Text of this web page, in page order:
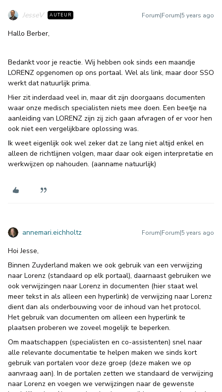
JesseV AUTEUR Forum|Forum|5 years ago
Hallo Berber,
Bedankt voor je reactie. Wij hebben ook sinds een maandje
LORENZ opgenomen op ons portaal. Wel als link, maar door SSO
werkt dat natuurlijk prima.
Hier zit inderdaad veel in, maar dit zijn doorgaans documenten
waar onze medisch specialisten niets mee doen. Een beetje na
aanleiding van LORENZ zijn zij zich gaan afvragen of er voor hen
ook niet een vergelijkbare oplossing was.
Ik weet eigenlijk ook wel zeker dat ze lang niet altijd enkel en
alleen de richtlijnen volgen, maar daar ook eigen interpretatie en
werkwijzen op nahouden. (aanname natuurlijk)
annemari.eichholtz Forum|Forum|5 years ago
Hoi Jesse,
Binnen Zuyderland maken we ook gebruik van een verwijzing
naar Lorenz (standaard op elk portaal), daarnaast gebruiken we
ook verwijzingen naar Lorenz in documenten (hier staat wel
meer tekst in als alleen een hyperlink) de verwijzing naar Lorenz
dient dan als onderbouwing voor de inhoud van het protocol.
Het gebruik van documenten om alleen een hyperlink te
plaatsen proberen we zoveel mogelijk te beperken.
Om maatschappen (specialisten en co-assistenten) snel naar
alle relevante documentatie te helpen maken we sinds kort
gebruik van portalen voor deze groep (deze maken we op
aanvraag aan). In de portalen zetten we standaard de verwijzing
naar Lorenz en voegen we verwijzingen naar de gewenste